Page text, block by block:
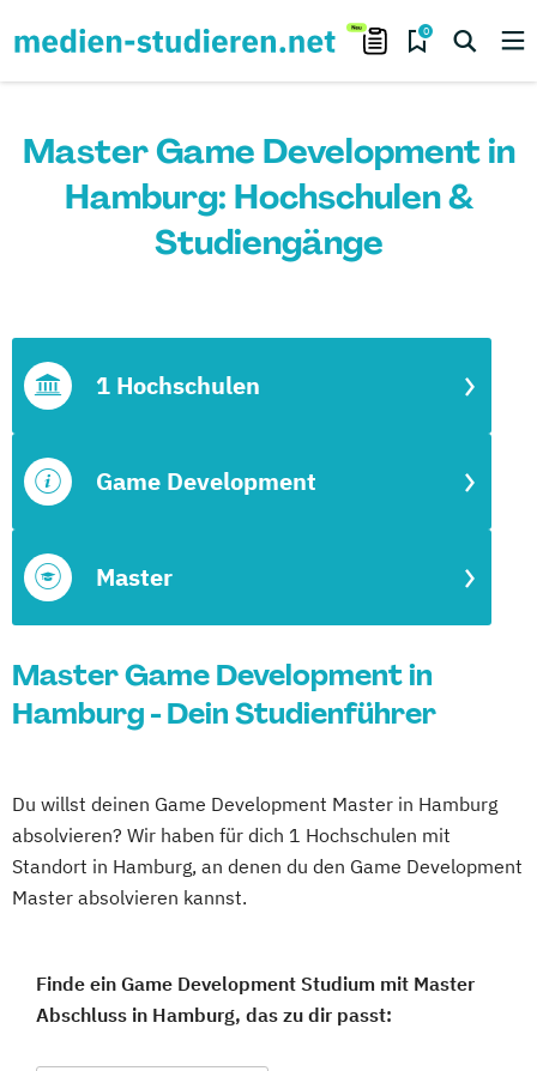
0
Master Game Development in
Hamburg: Hochschulen &
Studiengänge
Master
Game Development
1 Hochschulen
Master Game Development in
Hamburg - Dein Studienführer
Du willst deinen Game Development Master in Hamburg
absolvieren? Wir haben für dich 1 Hochschulen mit
Standort in Hamburg, an denen du den Game Development
Master absolvieren kannst.
Finde ein Game Development Studium mit Master
Abschluss in Hamburg, das zu dir passt: